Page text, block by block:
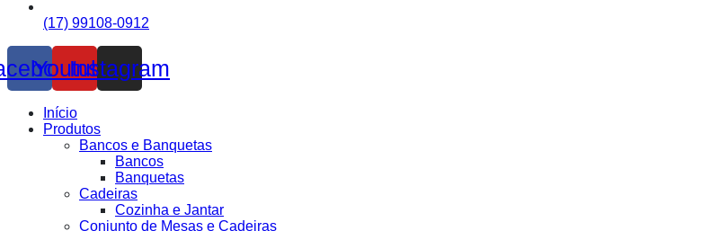
(17) 99108-0912
Youtube
Instagram
Início
Produtos
Bancos e Banquetas
Bancos
Banquetas
Cadeiras
Cozinha e Jantar
Conjunto de Mesas e Cadeiras